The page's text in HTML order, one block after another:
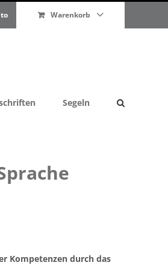
Warenkorb
Segeln
Kompetenzen durch das